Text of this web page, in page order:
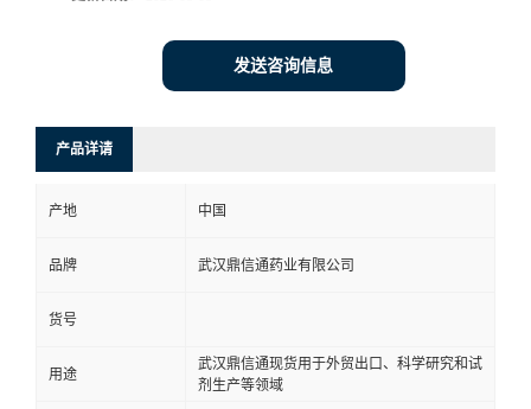
发送咨询信息
产品详请
产地 中国
品牌 武汉鼎信通药业有限公司
货号
用途
武汉鼎信通现货用于外贸出口、科学研究和试
剂生产等领域